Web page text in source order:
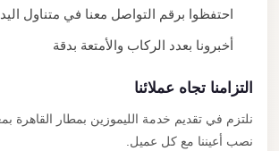
احتفظوا برقم التواصل معنا في متناول اليد
أخبرونا بعدد الركاب والأمتعة بدقة
التزامنا تجاه عملائنا
نلتزم في تقديم خدمة الليموزين بمطار القاهرة
نصب أعيننا مع كل عميل.